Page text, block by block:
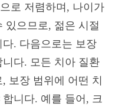
로 저렴하며, 나이가
있으므로, 젊은 시절
. 다음으로는 보장
다. 모든 치아 질환
보장 범위에 어떤 치
니다. 예를 들어, 크